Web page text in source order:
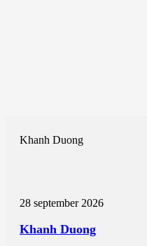
Khanh Duong
28 september 2026
Khanh Duong